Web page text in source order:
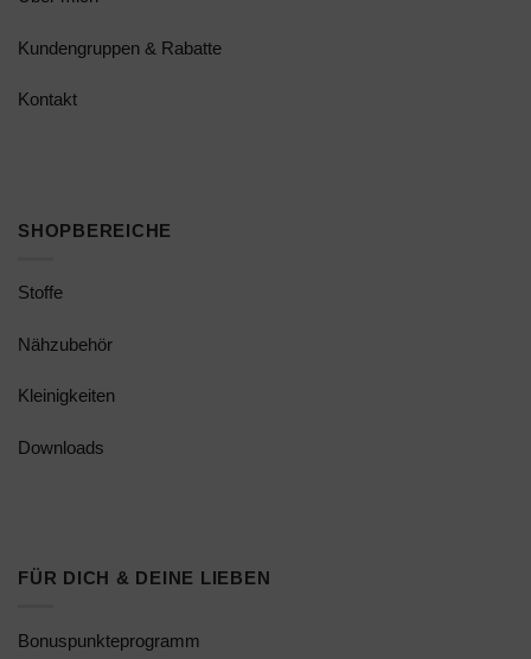
Kundengruppen & Rabatte
Kontakt
SHOPBEREICHE
Stoffe
Nähzubehör
Kleinigkeiten
Downloads
FÜR DICH & DEINE LIEBEN
Bonuspunkteprogramm